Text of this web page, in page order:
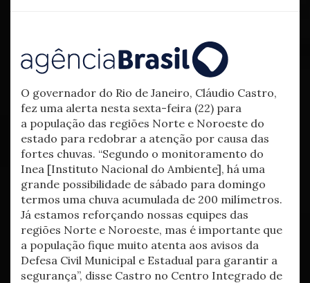
O governador do Rio de Janeiro, Cláudio Castro,
fez uma alerta nesta sexta-feira (22) para
a população das regiões Norte e Noroeste do
estado para redobrar a atenção por causa das
fortes chuvas. “Segundo o monitoramento do
Inea [Instituto Nacional do Ambiente], há uma
grande possibilidade de sábado para domingo
termos uma chuva acumulada de 200 milímetros.
Já estamos reforçando nossas equipes das
regiões Norte e Noroeste, mas é importante que
a população fique muito atenta aos avisos da
Defesa Civil Municipal e Estadual para garantir a
segurança”, disse Castro no Centro Integrado de